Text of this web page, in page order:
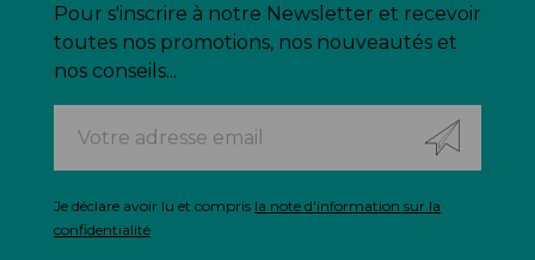
Pour s'inscrire à notre Newsletter et recevoir
toutes nos promotions, nos nouveautés et
nos conseils...
Je déclare avoir lu et compris la note d'information sur la
confidentialité